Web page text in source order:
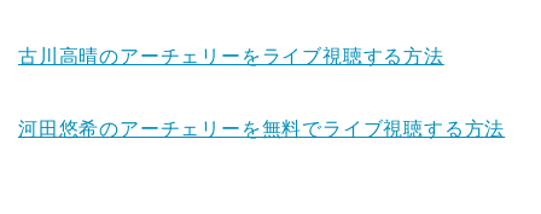
古川高晴のアーチェリーをライブ視聴する方法
河田悠希のアーチェリーを無料でライブ視聴する方法